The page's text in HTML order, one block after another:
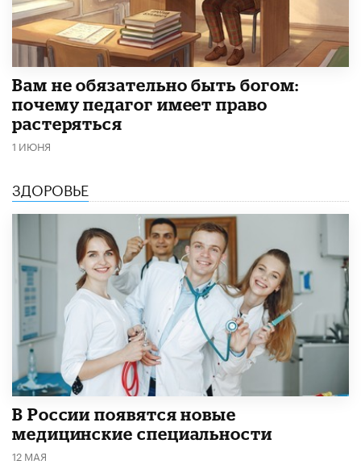
​Вам не обязательно быть богом:
почему педагог имеет право
растеряться
1 ИЮНЯ
ЗДОРОВЬЕ
В России появятся новые
медицинские специальности
12 МАЯ